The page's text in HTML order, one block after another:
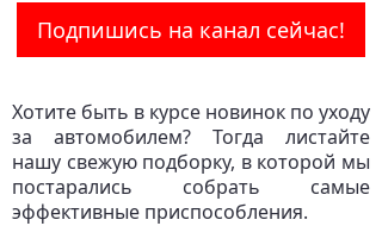
Подпишись на канал сейчас!
Хотите быть в курсе новинок по уходу
за автомобилем? Тогда листайте
нашу свежую подборку, в которой мы
постарались собрать самые
эффективные приспособления.